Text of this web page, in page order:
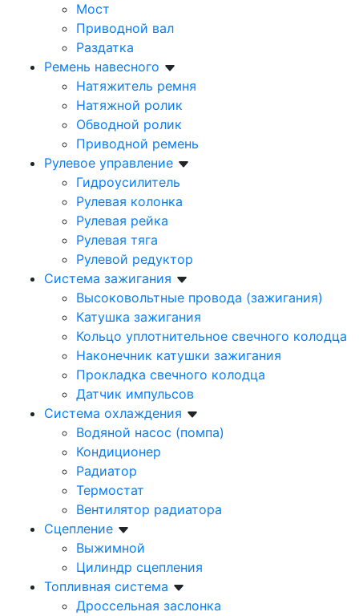
Мост
Приводной вал
Раздатка
Ремень навесного
Натяжитель ремня
Натяжной ролик
Обводной ролик
Приводной ремень
Рулевое управление
Гидроусилитель
Рулевая колонка
Рулевая рейка
Рулевая тяга
Рулевой редуктор
Система зажигания
Высоковольтные провода (зажигания)
Катушка зажигания
Кольцо уплотнительное свечного колодца
Наконечник катушки зажигания
Прокладка свечного колодца
Датчик импульсов
Система охлаждения
Водяной насос (помпа)
Кондиционер
Радиатор
Термостат
Вентилятор радиатора
Сцепление
Выжимной
Цилиндр сцепления
Топливная система
Дроссельная заслонка